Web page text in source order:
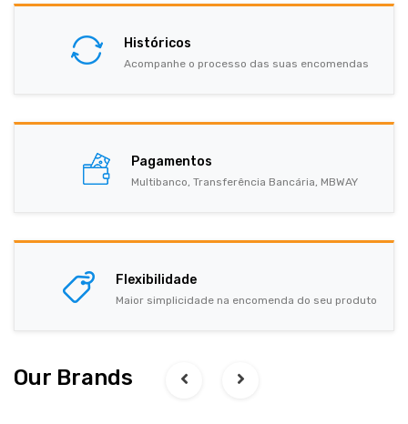
Históricos
Acompanhe o processo das suas encomendas
Pagamentos
Multibanco, Transferência Bancária, MBWAY
Flexibilidade
Maior simplicidade na encomenda do seu produto
Our Brands